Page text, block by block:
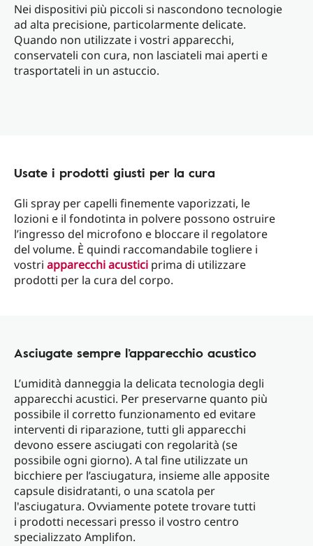
Nei dispositivi più piccoli si nascondono tecnologie
ad alta precisione, particolarmente delicate.
Quando non utilizzate i vostri apparecchi,
conservateli con cura, non lasciateli mai aperti e
trasportateli in un astuccio.
Usate i prodotti giusti per la cura
Gli spray per capelli finemente vaporizzati, le
lozioni e il fondotinta in polvere possono ostruire
l’ingresso del microfono e bloccare il regolatore
del volume. È quindi raccomandabile togliere i
vostri apparecchi acustici prima di utilizzare
prodotti per la cura del corpo.
Asciugate sempre l’apparecchio acustico
L’umidità danneggia la delicata tecnologia degli
apparecchi acustici. Per preservarne quanto più
possibile il corretto funzionamento ed evitare
interventi di riparazione, tutti gli apparecchi
devono essere asciugati con regolarità (se
possibile ogni giorno). A tal fine utilizzate un
bicchiere per l’asciugatura, insieme alle apposite
capsule disidratanti, o una scatola per
l'asciugatura. Ovviamente potete trovare tutti
i prodotti necessari presso il vostro centro
specializzato Amplifon.